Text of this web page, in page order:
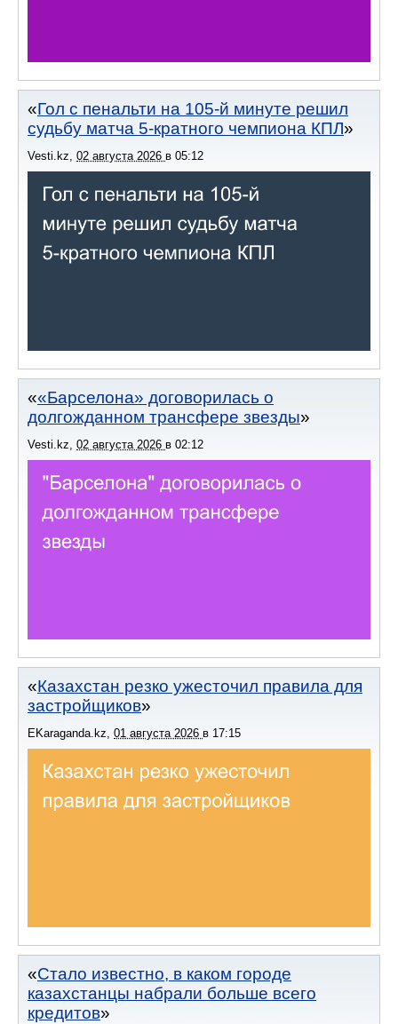
Гол с пенальти на 105-й минуте решил
судьбу матча 5-кратного чемпиона КПЛ
Vesti.kz 02 августа 2026 в 05:12
«Барселона» договорилась о
долгожданном трансфере звезды
Vesti.kz 02 августа 2026 в 02:12
Казахстан резко ужесточил правила для
застройщиков
EKaraganda.kz 01 августа 2026 в 17:15
Стало известно, в каком городе
казахстанцы набрали больше всего
кредитов